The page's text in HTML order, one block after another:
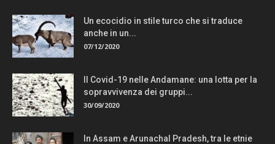
Un ecocidio in stile turco che si traduce
anche in un...
07/12/2020
Il Covid-19 nelle Andamane: una lotta per la
sopravvivenza dei gruppi...
30/09/2020
In Assam e Arunachal Pradesh, tra le etnie